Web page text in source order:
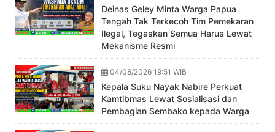
Deinas Geley Minta Warga Papua
Tengah Tak Terkecoh Tim Pemekaran
Ilegal, Tegaskan Semua Harus Lewat
Mekanisme Resmi
04/08/2026 19:51 WIB
Kepala Suku Nayak Nabire Perkuat
Kamtibmas Lewat Sosialisasi dan
Pembagian Sembako kepada Warga